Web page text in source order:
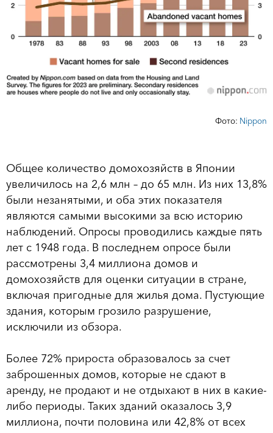
Фото: Nippon
Общее количество домохозяйств в Японии
увеличилось на 2,6 млн – до 65 млн. Из них 13,8%
были незанятыми, и оба этих показателя
являются самыми высокими за всю историю
наблюдений. Опросы проводились каждые пять
лет с 1948 года. В последнем опросе были
рассмотрены 3,4 миллиона домов и
домохозяйств для оценки ситуации в стране,
включая пригодные для жилья дома. Пустующие
здания, которым грозило разрушение,
исключили из обзора.
Более 72% прироста образовалось за счет
заброшенных домов, которые не сдают в
аренду, не продают и не отдыхают в них в какие-
либо периоды. Таких зданий оказалось 3,9
миллиона, почти половина или 42,8% от всех